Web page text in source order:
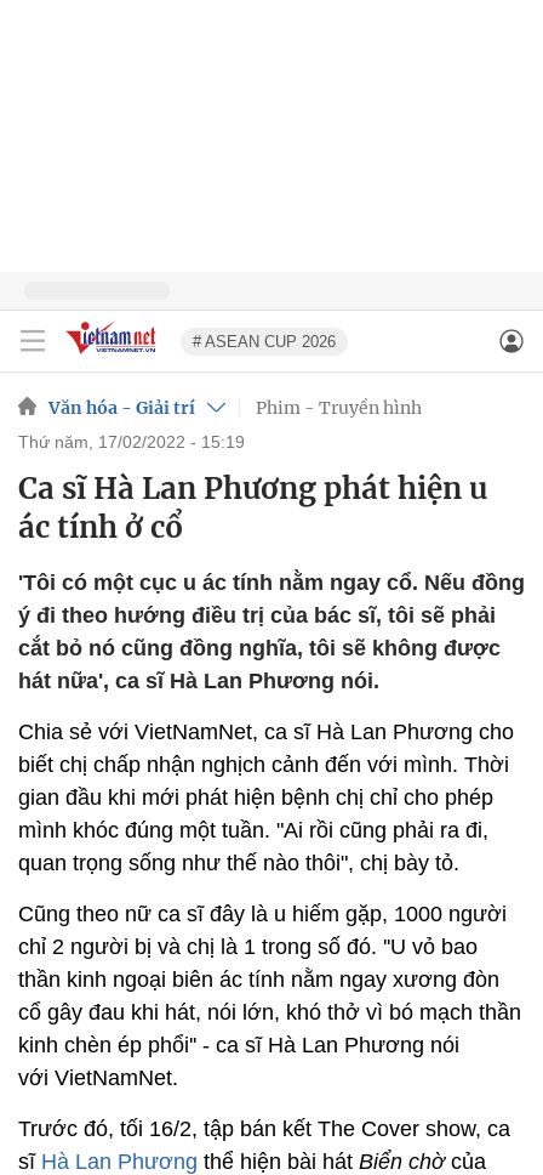
# ASEAN CUP 2026
Văn hóa - Giải trí Phim - Truyền hình
thứ năm, 17/02/2022 - 15:19
Ca sĩ Hà Lan Phương phát hiện u
ác tính ở cổ
'Tôi có một cục u ác tính nằm ngay cổ. Nếu đồng
ý đi theo hướng điều trị của bác sĩ, tôi sẽ phải
cắt bỏ nó cũng đồng nghĩa, tôi sẽ không được
hát nữa', ca sĩ Hà Lan Phương nói.
Chia sẻ với VietNamNet, ca sĩ Hà Lan Phương cho
biết chị chấp nhận nghịch cảnh đến với mình. Thời
gian đầu khi mới phát hiện bệnh chị chỉ cho phép
mình khóc đúng một tuần. "Ai rồi cũng phải ra đi,
quan trọng sống như thế nào thôi", chị bày tỏ.
Cũng theo nữ ca sĩ đây là u hiếm gặp, 1000 người
chỉ 2 người bị và chị là 1 trong số đó. ''U vỏ bao
thần kinh ngoại biên ác tính nằm ngay xương đòn
cổ gây đau khi hát, nói lớn, khó thở vì bó mạch thần
kinh chèn ép phổi'' - ca sĩ Hà Lan Phương nói
với VietNamNet.
Trước đó, tối 16/2, tập bán kết The Cover show, ca
sĩHà Lan Phương thể hiện bài hát Biển chờcủa